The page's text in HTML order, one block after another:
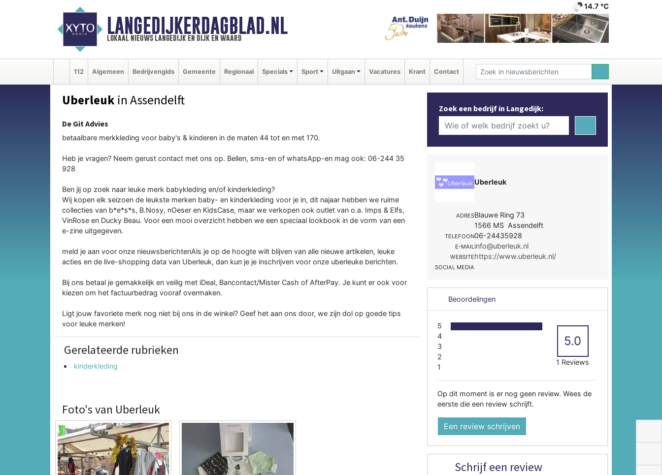
LANGEDIJKERDAGBLAD.NL
lokaal nieuws langedijk en dijk en waard
14.7 ℃
112 Algemeen Bedrijvengids Gemeente Regionaal Specials Sport Uitgaan Vacatures Krant Contact
Uberleuk in Assendelft
De Git Advies
betaalbare merkkleding voor baby's & kinderen in de maten 44 tot en met 170.
Heb je vragen? Neem gerust contact met ons op. Bellen, sms-en of whatsApp-en mag ook: 06-244 35
928
Ben jij op zoek naar leuke merk babykleding en/of kinderkleding?
Wij kopen elk seizoen de leukste merken baby- en kinderkleding voor je in, dit najaar hebben we ruime
collecties van b*e*s*s, B.Nosy, nOeser en KidsCase, maar we verkopen ook outlet van o.a. Imps & Elfs,
VinRose en Ducky Beau. Voor een mooi overzicht hebben we een speciaal lookbook in de vorm van een
e-zine uitgegeven.
meld je aan voor onze nieuwsberichtenAls je op de hoogte wilt blijven van alle nieuwe artikelen, leuke
acties en de live-shopping data van Uberleuk, dan kun je je inschrijven voor onze uberleuke berichten.
Bij ons betaal je gemakkelijk en veilig met iDeal, Bancontact/Mister Cash of AfterPay. Je kunt er ook voor
kiezen om het factuurbedrag vooraf overmaken.
Ligt jouw favoriete merk nog niet bij ons in de winkel? Geef het aan ons door, we zijn dol op goede tips
voor leuke merken!
Gerelateerde rubrieken
kinderkleding
Foto's van Uberleuk
Zoek een bedrijf in Langedijk:
Uberleuk
ADRESBlauwe Ring 73
1566 MS Assendelft
TELEFOON06-24435928
E-MAILinfo@uberleuk.nl
WEBSITEhttps://www.uberleuk.nl/
SOCIAL MEDIA
Beoordelingen
5
4
3
2
1
5.0
1 Reviews
Op dit moment is er nog geen review. Wees de
eerste die een review schrijft.
Een review schrijven
Schrijf een review